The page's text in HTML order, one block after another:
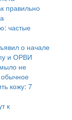
правильно
частые
о начале
и ОРВИ
не
кожу: 7
к